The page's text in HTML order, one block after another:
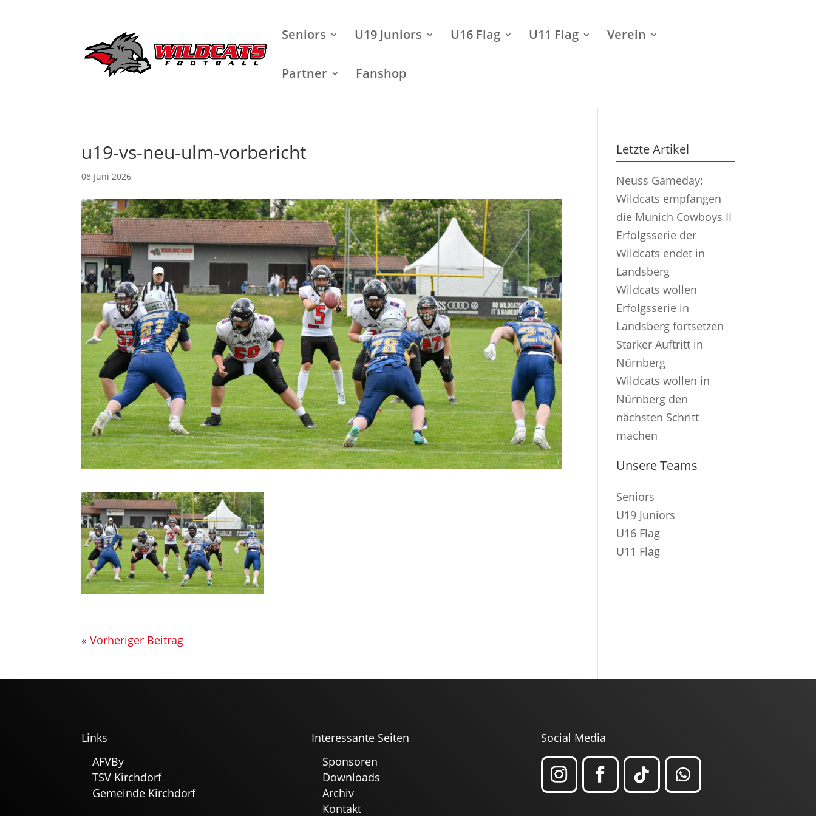
Seniors U19 Juniors U16 Flag U11 Flag Verein
Partner Fanshop
u19-vs-neu-ulm-vorbericht
08 Juni 2026
« Vorheriger Beitrag
Letzte Artikel
Neuss Gameday:
Wildcats empfangen
die Munich Cowboys II
Erfolgsserie der
Wildcats endet in
Landsberg
Wildcats wollen
Erfolgsserie in
Landsberg fortsetzen
Starker Auftritt in
Nürnberg
Wildcats wollen in
Nürnberg den
nächsten Schritt
machen
Unsere Teams
Seniors
U19 Juniors
U16 Flag
U11 Flag
Links
AFVBy
TSV Kirchdorf
Gemeinde Kirchdorf
Interessante Seiten
Sponsoren
Downloads
Archiv
Kontakt
Social Media